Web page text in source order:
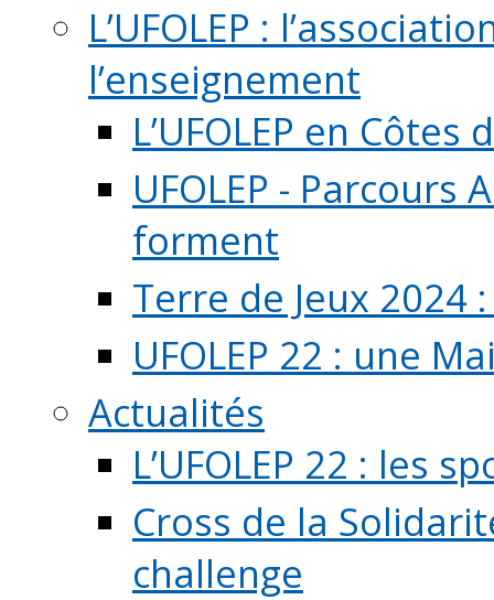
L’UFOLEP :
l’enseignement
L’UFOLEP en Côtes
UFOLEP -
forment
Terre de Jeux 2024
UFOLEP 22 : une
Actualités
L’UFOLEP 22 : les
Cross de la
challenge